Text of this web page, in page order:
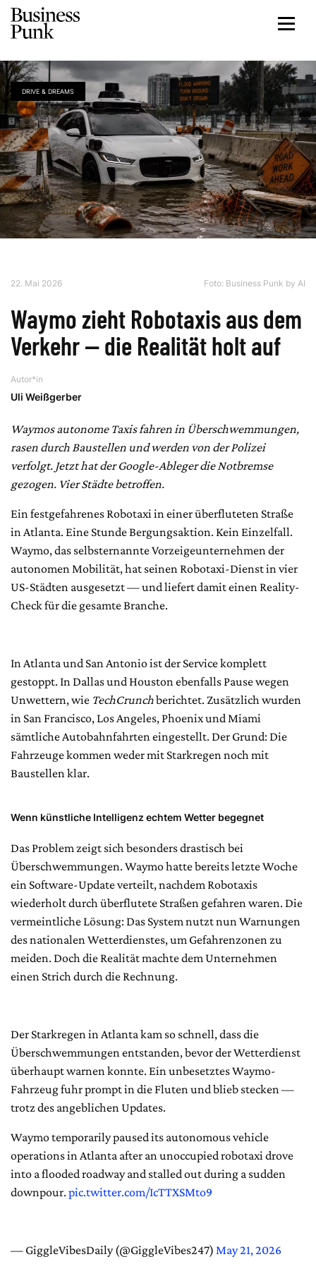
DRIVE & DREAMS
22. Mai 2026 Foto: Business Punk by AI
Waymo zieht Robotaxis aus dem
Verkehr — die Realität holt auf
Autor*in
Uli Weißgerber
Waymos autonome Taxis fahren in Überschwemmungen,
rasen durch Baustellen und werden von der Polizei
verfolgt. Jetzt hat der Google-Ableger die Notbremse
gezogen. Vier Städte betroffen.
Ein festgefahrenes Robotaxi in einer überfluteten Straße
in Atlanta. Eine Stunde Bergungsaktion. Kein Einzelfall.
Waymo, das selbsternannte Vorzeigeunternehmen der
autonomen Mobilität, hat seinen Robotaxi-Dienst in vier
US-Städten ausgesetzt — und liefert damit einen Reality-
Check für die gesamte Branche.
In Atlanta und San Antonio ist der Service komplett
gestoppt. In Dallas und Houston ebenfalls Pause wegen
Unwettern, wie TechCrunchberichtet. Zusätzlich wurden
in San Francisco, Los Angeles, Phoenix und Miami
sämtliche Autobahnfahrten eingestellt. Der Grund: Die
Fahrzeuge kommen weder mit Starkregen noch mit
Baustellen klar.
Wenn künstliche Intelligenz echtem Wetter begegnet
Das Problem zeigt sich besonders drastisch bei
Überschwemmungen. Waymo hatte bereits letzte Woche
ein Software-Update verteilt, nachdem Robotaxis
wiederholt durch überflutete Straßen gefahren waren. Die
vermeintliche Lösung: Das System nutzt nun Warnungen
des nationalen Wetterdienstes, um Gefahrenzonen zu
meiden. Doch die Realität machte dem Unternehmen
einen Strich durch die Rechnung.
Der Starkregen in Atlanta kam so schnell, dass die
Überschwemmungen entstanden, bevor der Wetterdienst
überhaupt warnen konnte. Ein unbesetztes Waymo-
Fahrzeug fuhr prompt in die Fluten und blieb stecken —
trotz des angeblichen Updates.
Waymo temporarily paused its autonomous vehicle
operations in Atlanta after an unoccupied robotaxi drove
into a flooded roadway and stalled out during a sudden
downpour. pic.twitter.com/IcTTXSMto9
— GiggleVibesDaily (@GiggleVibes247) May 21, 2026